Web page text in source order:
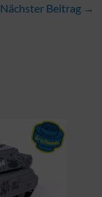
Nächster Beitrag →